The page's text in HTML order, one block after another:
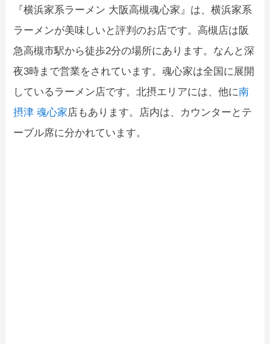
『横浜家系ラーメン 大阪高槻魂心家』は、横浜家系
ラーメンが美味しいと評判のお店です。高槻店は阪
急高槻市駅から徒歩2分の場所にあります。なんと深
夜3時まで営業をされています。魂心家は全国に展開
しているラーメン店です。北摂エリアには、他に南
摂津 魂心家店もあります。店内は、カウンターとテ
ーブル席に分かれています。